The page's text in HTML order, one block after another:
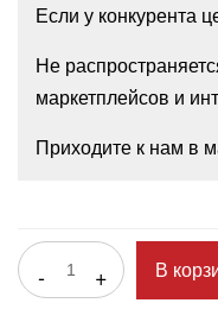
Если у конкурента
Не
маркетплейсов и
Приходите к нам в
- + В